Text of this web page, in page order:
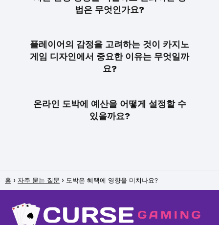
법은 무엇인가요?
플레이어의 감정을 고려하는 것이 카지노
게임 디자인에서 중요한 이유는 무엇일까
요?
온라인 도박에 예산을 어떻게 설정할 수
있을까요?
홈 자주 묻는 질문 도박은 혜택에 영향을 미치나요?